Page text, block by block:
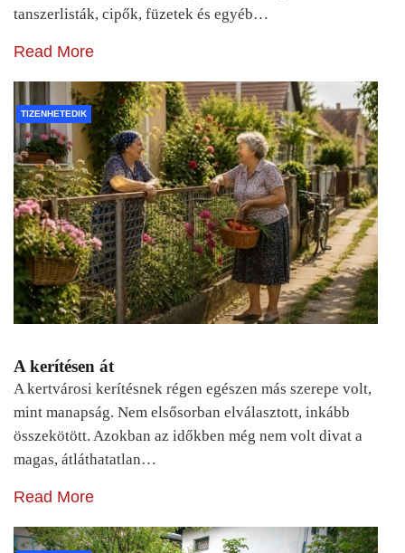
tanszerlisták, cipők, füzetek és egyéb…
Read More
TIZENHETEDIK
A kerítésen át
A kertvárosi kerítésnek régen egészen más szerepe volt,
mint manapság. Nem elsősorban elválasztott, inkább
összekötött. Azokban az időkben még nem volt divat a
magas, átláthatatlan…
Read More